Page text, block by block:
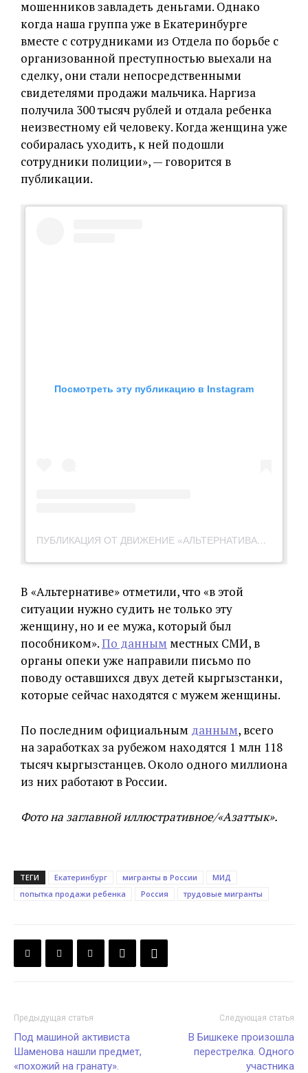
мошенников завладеть деньгами. Однако
когда наша группа уже в Екатеринбурге
вместе с сотрудниками из Отдела по борьбе с
организованной преступностью выехали на
сделку, они стали непосредственными
свидетелями продажи мальчика. Наргиза
получила 300 тысяч рублей и отдала ребенка
неизвестному ей человеку. Когда женщина уже
собиралась уходить, к ней подошли
сотрудники полиции», — говорится в
публикации.
Посмотреть эту публикацию в Instagram
ПУБЛИКАЦИЯ ОТ ДВИЖЕНИЕ «АЛЬТЕРНАТИВА» (@ALTERNATIVE.HELP)
В «Альтернативе» отметили, что «в этой
ситуации нужно судить не только эту
женщину, но и ее мужа, который был
пособником».По данным местных СМИ, в
органы опеки уже направили письмо по
поводу оставшихся двух детей кыргызстанки,
которые сейчас находятся с мужем женщины.
По последним официальным данным, всего
на заработках за рубежом находятся 1 млн 118
тысяч кыргызстанцев. Около одного миллиона
из них работают в России.
Фото на заглавной иллюстративное/«Азаттык».
ТЕГИ Екатеринбург мигранты в России
МИД
попытка продажи ребенка
Россия трудовые мигранты
Предыдущая статья
Под машиной активиста
Шаменова нашли предмет,
«похожий на гранату».
Следующая статья
В Бишкеке произошла
перестрелка. Одного
участника